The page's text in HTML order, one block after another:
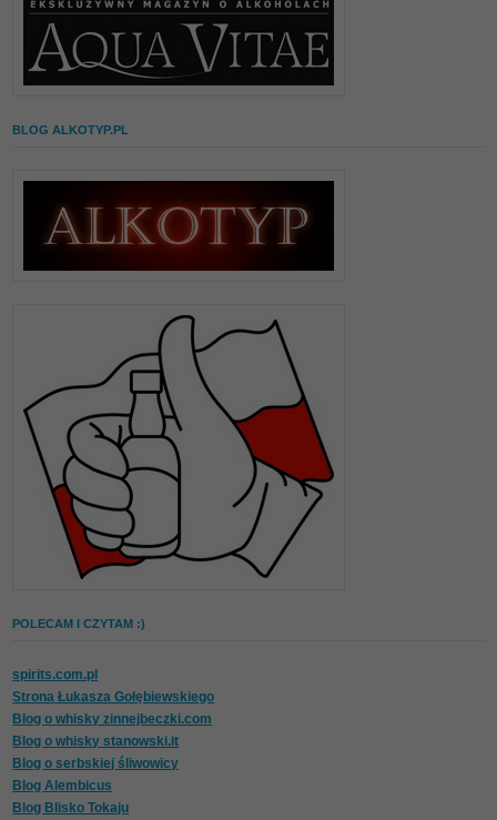
BLOG ALKOTYP.PL
POLECAM I CZYTAM :)
spirits.com.pl
Strona Łukasza Gołębiewskiego
Blog o whisky zinnejbeczki.com
Blog o whisky stanowski.it
Blog o serbskiej śliwowicy
Blog Alembicus
Blog Blisko Tokaju